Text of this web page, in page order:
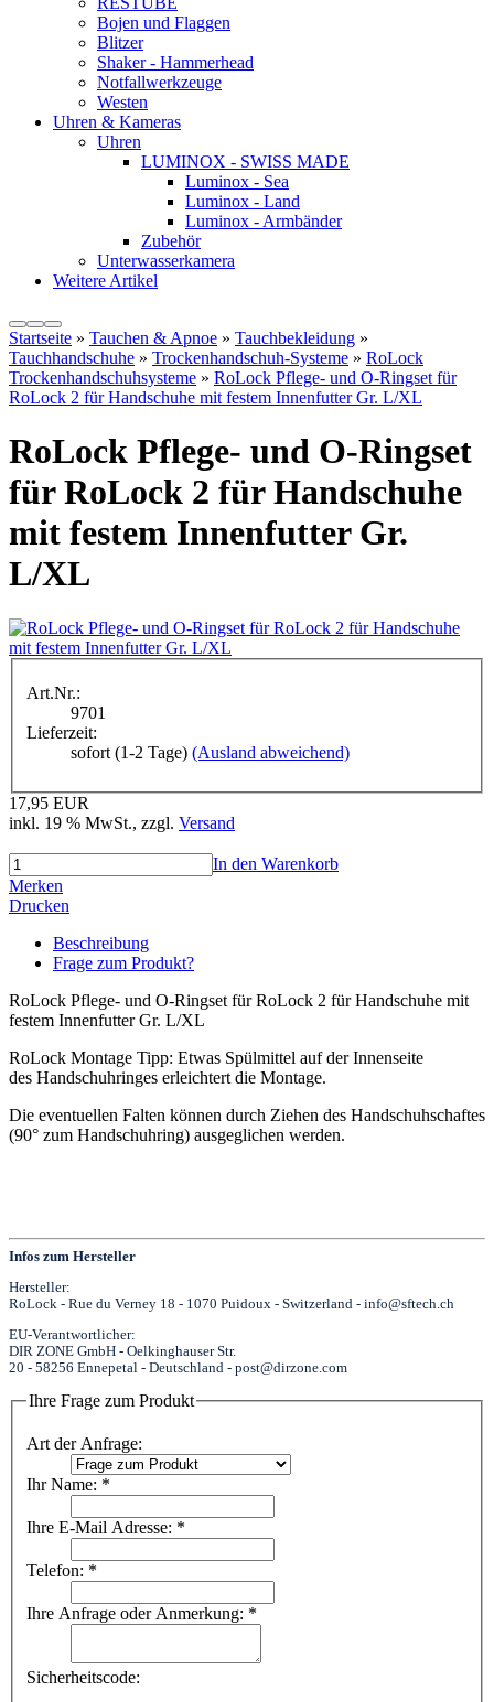
Bojen und Flaggen
Blitzer
Shaker - Hammerhead
Notfallwerkzeuge
Westen
Uhren & Kameras
Uhren
LUMINOX - SWISS MADE
Luminox - Sea
Luminox - Land
Luminox - Armbänder
Zubehör
Unterwasserkamera
Weitere Artikel
Startseite » Tauchen & Apnoe » Tauchbekleidung »
Tauchhandschuhe » Trockenhandschuh-Systeme » RoLock
Trockenhandschuhsysteme » RoLock Pflege- und O-Ringset für
RoLock 2 für Handschuhe mit festem Innenfutter Gr. L/XL
RoLock Pflege- und O-Ringset
für RoLock 2 für Handschuhe
mit festem Innenfutter Gr.
L/XL
Art.Nr.:
9701
Lieferzeit:
sofort (1-2 Tage) (Ausland abweichend)
17,95 EUR
inkl. 19 % MwSt., zzgl. Versand
In den Warenkorb
Merken
Drucken
Beschreibung
Frage zum Produkt?
RoLock Pflege- und O-Ringset für RoLock 2 für Handschuhe mit
festem Innenfutter Gr. L/XL
RoLock Montage Tipp: Etwas Spülmittel auf der Innenseite
des Handschuhringes erleichtert die Montage.
Die eventuellen Falten können durch Ziehen des Handschuhschaftes
(90° zum Handschuhring) ausgeglichen werden.
Infos zum Hersteller
Hersteller:
RoLock - Rue du Verney 18 - 1070 Puidoux - Switzerland - info@sftech.ch
EU-Verantwortlicher:
DIR ZONE GmbH - Oelkinghauser Str.
20 - 58256 Ennepetal - Deutschland - post@dirzone.com
Ihre Frage zum Produkt
Art der Anfrage:
Ihr Name: *
Ihre E-Mail Adresse: *
Telefon: *
Ihre Anfrage oder Anmerkung: *
Sicherheitscode: